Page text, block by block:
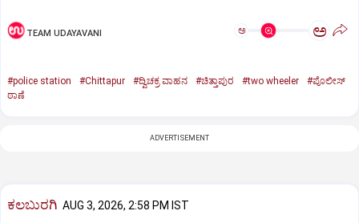
TEAM UDAYAVANI ಅ ಅ
#police station #Chittapur #ದ್ವಿಚಕ್ರ ವಾಹನ #ಚಿತ್ತಾಪುರ #two wheeler
#ಪೊಲೀಸ್
ಠಾಣೆ
ADVERTISEMENT
ಕಲಬುರಗಿ AUG 3, 2026, 2:58 PM IST